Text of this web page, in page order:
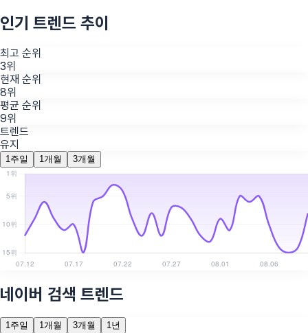
인기 트렌드 추이
최고 순위
3위
현재 순위
8위
평균 순위
9위
트렌드
유지
1주일 1개월 3개월
네이버 검색 트렌드
1주일 1개월 3개월 1년